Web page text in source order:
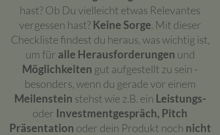
hast? Ob Du vielleicht etwas Relevantes
vergessen hast? Keine Sorge. Mit dieser
Checkliste findest du heraus, was wichtig ist,
um für alle Herausforderungen und
Möglichkeiten gut aufgestellt zu sein -
besonders, wenn du gerade vor einem
Meilenstein stehst wie z.B. ein Leistungs-
oder Investmentgespräch, Pitch
Präsentation oder dein Produkt noch nicht